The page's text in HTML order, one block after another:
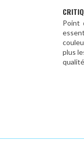
Point
plus